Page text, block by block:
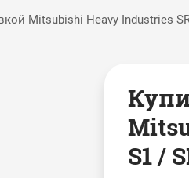
Mitsubishi Heavy Industries
S1 /